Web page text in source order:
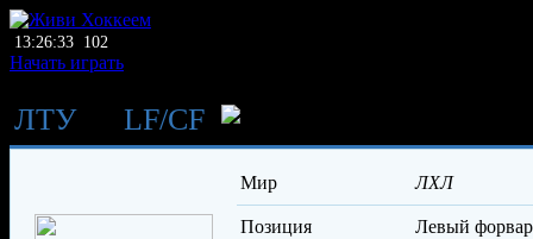
13:26:33 102
Начать играть
ЛТУ→ LF/CF
Мир ЛХЛ
Позиция левый